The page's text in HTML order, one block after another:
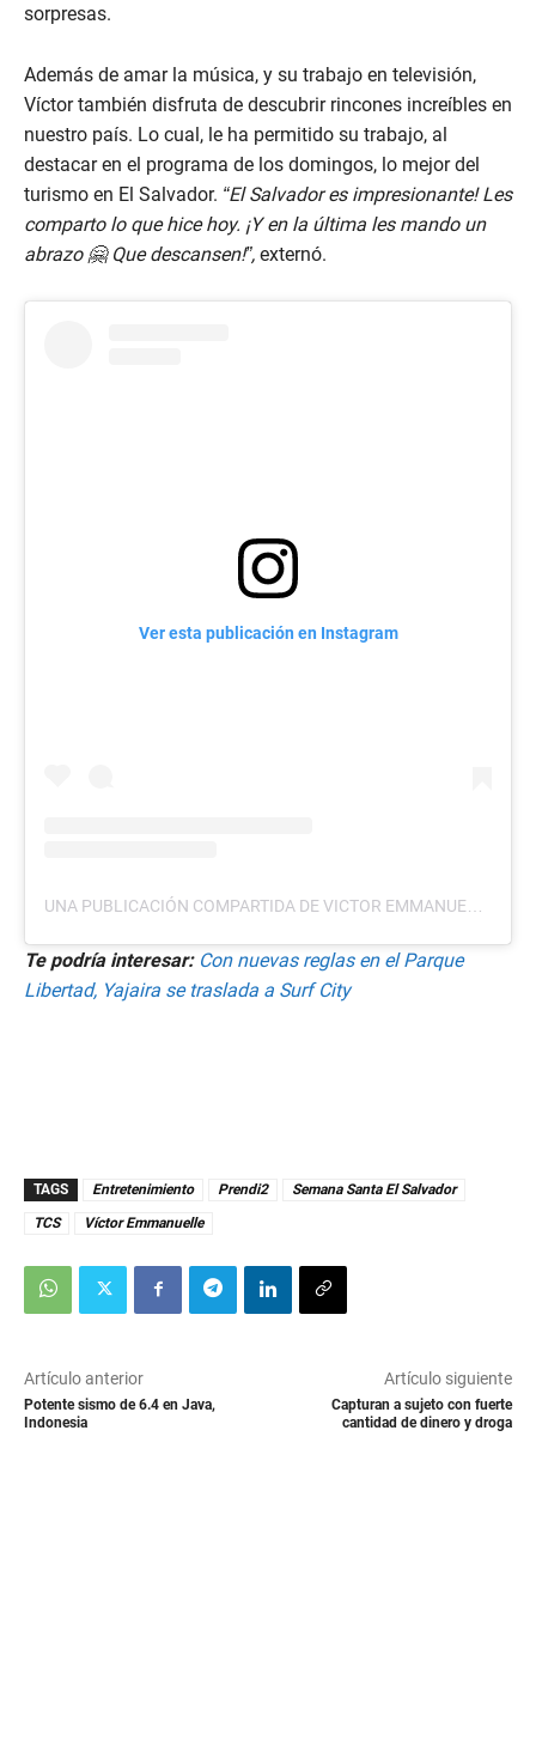
sorpresas.
Además de amar la música, y su trabajo en televisión,
Víctor también disfruta de descubrir rincones increíbles en
nuestro país. Lo cual, le ha permitido su trabajo, al
destacar en el programa de los domingos, lo mejor del
turismo en El Salvador. “El Salvador es impresionante! Les
comparto lo que hice hoy. ¡Y en la última les mando un
abrazo 🤗 Que descansen!”, externó.
Ver esta publicación en Instagram
UNA PUBLICACIÓN COMPARTIDA DE VICTOR EMMANUELLE 🇸🇻 (@VICTOREMMANUELLE)
Te podría interesar: Con nuevas reglas en el Parque
Libertad, Yajaira se traslada a Surf City
TAGS Entretenimiento Prendi2
Semana Santa El Salvador
TCS
Víctor Emmanuelle
Artículo anterior
Potente sismo de 6.4 en Java,
Indonesia
Artículo siguiente
Capturan a sujeto con fuerte
cantidad de dinero y droga